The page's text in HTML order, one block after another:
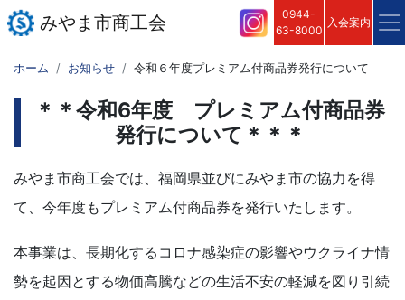
みやま市商工会
0944-
63-8000
入会案内
ホーム お知らせ 令和６年度プレミアム付商品券発行について
＊＊令和6年度 プレミアム付商品券
発行について＊＊＊
みやま市商工会では、福岡県並びにみやま市の協力を得
て、今年度もプレミアム付商品券を発行いたします。
本事業は、長期化するコロナ感染症の影響やウクライナ情
勢を起因とする物価高騰などの生活不安の軽減を図り引続